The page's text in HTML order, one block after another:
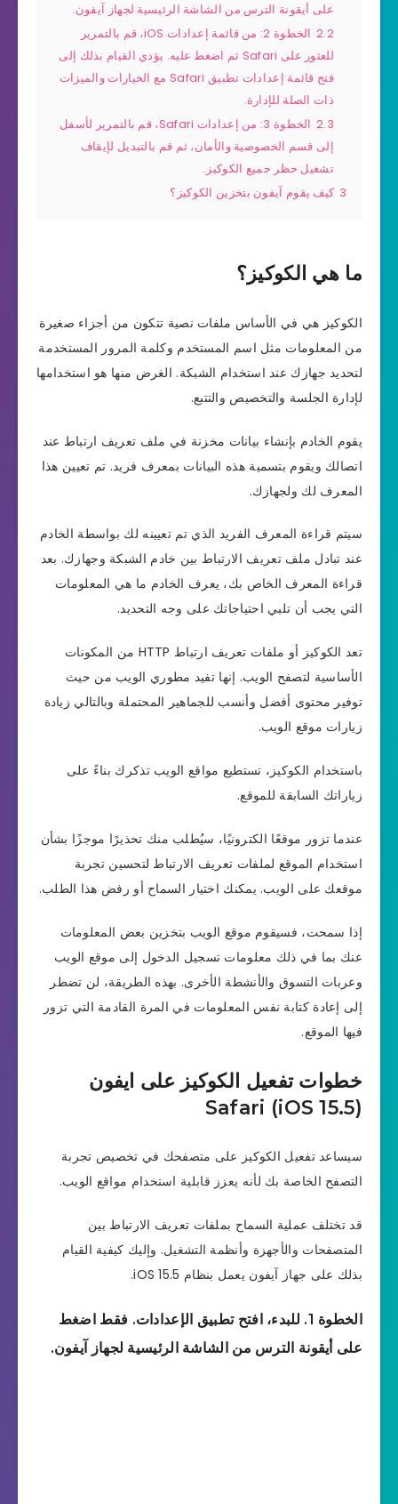
على أيقونة الترس من الشاشة الرئيسية لجهاز آيفون.
2.2
الخطوة 2: من قائمة إعدادات iOS، قم بالتمرير
للعثور على Safari ثم اضغط عليه. يؤدي القيام بذلك إلى
فتح قائمة إعدادات تطبيق Safari مع الخيارات والميزات
ذات الصلة للإدارة.
2.3
الخطوة 3: من إعدادات Safari، قم بالتمرير لأسفل
إلى قسم الخصوصية والأمان، ثم قم بالتبديل لإيقاف
تشغيل حظر جميع الكوكيز.
3 كيف يقوم آيفون بتخزين الكوكيز؟
ما هي الكوكيز؟
الكوكيز هي في الأساس ملفات نصية تتكون من أجزاء صغيرة
من المعلومات مثل اسم المستخدم وكلمة المرور المستخدمة
لتحديد جهازك عند استخدام الشبكة. الغرض منها هو استخدامها
لإدارة الجلسة والتخصيص والتتبع.
يقوم الخادم بإنشاء بيانات مخزنة في ملف تعريف ارتباط عند
اتصالك ويقوم بتسمية هذه البيانات بمعرف فريد. تم تعيين هذا
المعرف لك ولجهازك.
سيتم قراءة المعرف الفريد الذي تم تعيينه لك بواسطة الخادم
عند تبادل ملف تعريف الارتباط بين خادم الشبكة وجهازك. بعد
قراءة المعرف الخاص بك، يعرف الخادم ما هي المعلومات
التي يجب أن تلبي احتياجاتك على وجه التحديد.
تعد الكوكيز أو ملفات تعريف ارتباط HTTP من المكونات
الأساسية لتصفح الويب. إنها تفيد مطوري الويب من حيث
توفير محتوى أفضل وأنسب للجماهير المحتملة وبالتالي زيادة
زيارات موقع الويب.
باستخدام الكوكيز، تستطيع مواقع الويب تذكرك بناءً على
زياراتك السابقة للموقع.
عندما تزور موقعًا الكترونيًا، سيُطلب منك تحذيرًا موجزًا بشأن
استخدام الموقع لملفات تعريف الارتباط لتحسين تجربة
موقعك على الويب. يمكنك اختيار السماح أو رفض هذا الطلب.
إذا سمحت، فسيقوم موقع الويب بتخزين بعض المعلومات
عنك بما في ذلك معلومات تسجيل الدخول إلى موقع الويب
وعربات التسوق والأنشطة الأخرى. بهذه الطريقة، لن تضطر
إلى إعادة كتابة نفس المعلومات في المرة القادمة التي تزور
فيها الموقع.
خطوات تفعيل الكوكيز على ايفون
Safari (iOS 15.5)
سيساعد تفعيل الكوكيز على متصفحك في تخصيص تجربة
التصفح الخاصة بك لأنه يعزز قابلية استخدام مواقع الويب.
قد تختلف عملية السماح بملفات تعريف الارتباط بين
المتصفحات والأجهزة وأنظمة التشغيل. وإليك كيفية القيام
بذلك على جهاز آيفون يعمل بنظام iOS 15.5.
الخطوة 1. للبدء، افتح تطبيق الإعدادات. فقط اضغط
على أيقونة الترس من الشاشة الرئيسية لجهاز آيفون.